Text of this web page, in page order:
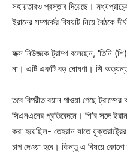
সহায়তারও প্রস্তাব দিয়েছে।
ইরানের সম্পর্কের বিষয়টি নিয়ে বৈঠকে
ফক্স নিউজকে ট্রাম্প বলেছেন, ‘তিনি
না। এটি একটি বড় ঘোষণা। শি
তবে বিপরীত বয়ান পাওয়া গেছে
সিএনএনের প্রতিবেদনে। শি’র সঙ্গে
করা হয়েছিল- তেহরান যাতে
চাপ দেওয়া হবে। কিন্তু এ বিষয়ে কোনো